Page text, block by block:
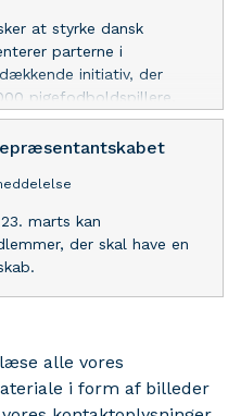
at styrke dansk
parterne i
initiativ, der
pigefodboldspillere.
marts kan
der skal have en
alle vores
i form af billeder